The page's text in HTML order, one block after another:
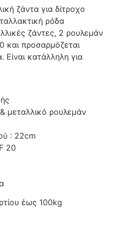
ζάντα για δίτροχο
ρόδα
ζάντες, 2 ρουλεμάν
και προσαρμόζεται
κατάλληλη για
μεταλλικό ρουλεμάν
: 22cm
20
έως 100kg